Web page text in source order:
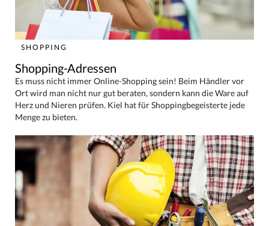
SHOPPING
Shopping-Adressen
Es muss nicht immer Online-Shopping sein! Beim Händler vor
Ort wird man nicht nur gut beraten, sondern kann die Ware auf
Herz und Nieren prüfen. Kiel hat für Shoppingbegeisterte jede
Menge zu bieten.